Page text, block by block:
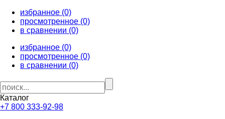
избранное (0)
просмотренное (0)
в сравнении (0)
избранное (0)
просмотренное (0)
в сравнении (0)
Каталог
+7 800 333-92-98